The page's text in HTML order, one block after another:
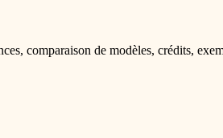
comparaison de modèles, crédits,